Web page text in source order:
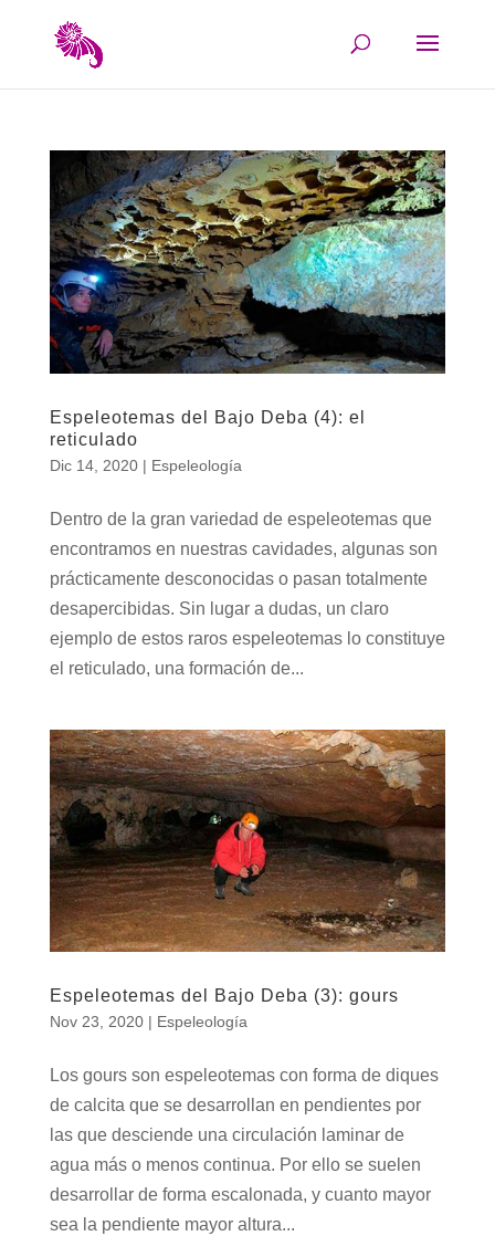
Espeleotemas del Bajo Deba (4): el
reticulado
Dic 14, 2020| Espeleología
Dentro de la gran variedad de espeleotemas que
encontramos en nuestras cavidades, algunas son
prácticamente desconocidas o pasan totalmente
desapercibidas. Sin lugar a dudas, un claro
ejemplo de estos raros espeleotemas lo constituye
el reticulado, una formación de...
Espeleotemas del Bajo Deba (3): gours
Nov 23, 2020| Espeleología
Los gours son espeleotemas con forma de diques
de calcita que se desarrollan en pendientes por
las que desciende una circulación laminar de
agua más o menos continua. Por ello se suelen
desarrollar de forma escalonada, y cuanto mayor
sea la pendiente mayor altura...